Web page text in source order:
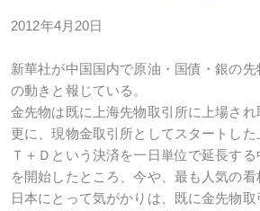
2012年4月20日
新華社が中国国内で原油・国債・銀の
の動きと報じている。
金先物は既に上海先物取引所に上場され
更に、現物金取引所としてスタートした
Ｔ＋Ｄという決済を一日単位で延長す
を開始したところ、今や、最も人気の看
日本にとって気がかりは、既に金先物